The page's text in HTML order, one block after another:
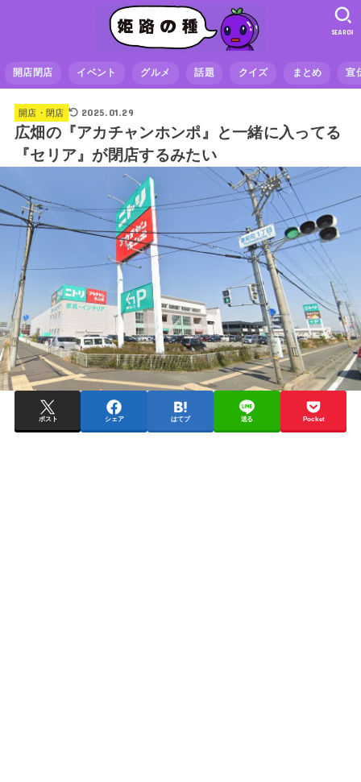
開店閉店 イベント グルメ 話題 クイズ まとめ 宣
SEARCH
開店・閉店 2025.01.29
広畑の『アカチャンホンポ』と一緒に入ってる
『セリア』が閉店するみたい
ポスト シェア はてブ 送る Pocket